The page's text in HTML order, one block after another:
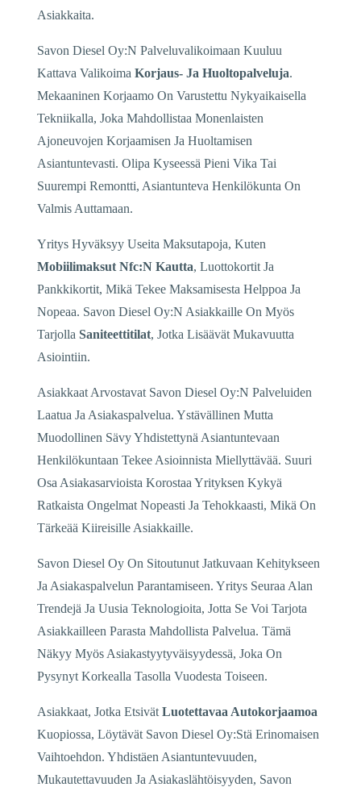
Asiakkaita.
Savon Diesel Oy:N Palveluvalikoimaan Kuuluu
Kattava Valikoima Korjaus- Ja Huoltopalveluja.
Mekaaninen Korjaamo On Varustettu Nykyaikaisella
Tekniikalla, Joka Mahdollistaa Monenlaisten
Ajoneuvojen Korjaamisen Ja Huoltamisen
Asiantuntevasti. Olipa Kyseessä Pieni Vika Tai
Suurempi Remontti, Asiantunteva Henkilökunta On
Valmis Auttamaan.
Yritys Hyväksyy Useita Maksutapoja, Kuten
Mobiilimaksut Nfc:N Kautta, Luottokortit Ja
Pankkikortit, Mikä Tekee Maksamisesta Helppoa Ja
Nopeaa. Savon Diesel Oy:N Asiakkaille On Myös
Tarjolla Saniteettitilat, Jotka Lisäävät Mukavuutta
Asiointiin.
Asiakkaat Arvostavat Savon Diesel Oy:N Palveluiden
Laatua Ja Asiakaspalvelua. Ystävällinen Mutta
Muodollinen Sävy Yhdistettynä Asiantuntevaan
Henkilökuntaan Tekee Asioinnista Miellyttävää. Suuri
Osa Asiakasarvioista Korostaa Yrityksen Kykyä
Ratkaista Ongelmat Nopeasti Ja Tehokkaasti, Mikä On
Tärkeää Kiireisille Asiakkaille.
Savon Diesel Oy On Sitoutunut Jatkuvaan Kehitykseen
Ja Asiakaspalvelun Parantamiseen. Yritys Seuraa Alan
Trendejä Ja Uusia Teknologioita, Jotta Se Voi Tarjota
Asiakkailleen Parasta Mahdollista Palvelua. Tämä
Näkyy Myös Asiakastyytyväisyydessä, Joka On
Pysynyt Korkealla Tasolla Vuodesta Toiseen.
Asiakkaat, Jotka Etsivät Luotettavaa Autokorjaamoa
Kuopiossa, Löytävät Savon Diesel Oy:Stä Erinomaisen
Vaihtoehdon. Yhdistäen Asiantuntevuuden,
Mukautettavuuden Ja Asiakaslähtöisyyden, Savon